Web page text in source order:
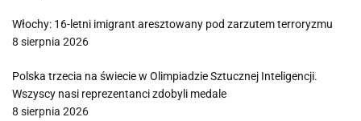
Włochy: 16-letni imigrant aresztowany pod zarzutem terroryzmu
8 sierpnia 2026
Polska trzecia na świecie w Olimpiadzie Sztucznej Inteligencji.
Wszyscy nasi reprezentanci zdobyli medale
8 sierpnia 2026